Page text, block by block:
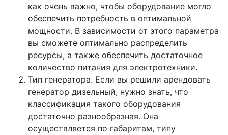
как очень важно, чтобы оборудование могло
обеспечить потребность в оптимальной
мощности. В зависимости от этого параметра
вы сможете оптимально распределить
ресурсы, а также обеспечить достаточное
количество питания для электротехники.
Тип генератора. Если вы решили арендовать
генератор дизельный, нужно знать, что
классификация такого оборудования
достаточно разнообразная. Она
осуществляется по габаритам, типу